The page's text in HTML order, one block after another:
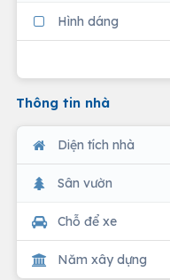
Hình dáng
Thông tin nhà
Diện tích nhà
Sân vườn
Chỗ để xe
Năm xây dựng